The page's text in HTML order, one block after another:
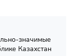
значимые
Казахстан